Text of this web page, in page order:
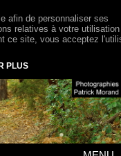
afin de personnaliser ses
relatives à votre
ce site, vous acceptez
PLUS